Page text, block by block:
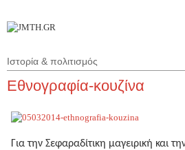
Ιστορία & πολιτισμός
Εθνογραφία-κουζίνα
Για την Σεφαραδίτικη μαγειρική και